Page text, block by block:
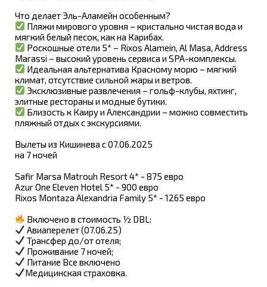
Что делает Эль-Аламейн особенным?
Пляжи мирового уровня – кристально чистая вода и
мягкий белый песок, как на Карибах.
Роскошные отели 5* – Rixos Alamein, Al Masa, Address
Marassi – высокий уровень сервиса и SPA-комплексы.
Идеальная альтернатива Красному морю – мягкий
климат, отсутствие сильной жары и ветров.
Эксклюзивные развлечения – гольф-клубы, яхтинг,
элитные рестораны и модные бутики.
Близость к Каиру и Александрии – можно совместить
пляжный отдых с экскурсиями.
Вылеты из Кишинева с 07.06.2025
на 7 ночей
Safir Marsa Matrouh Resort 4* - 875 евро
Azur One Eleven Hotel 5* - 900 евро
Rixos Montaza Alexandria Family 5* - 1265 евро
Включено в стоимость ½ DBL:
Авиаперелет (07.06.25)
Трансфер до/от отеля;
Проживание 7 ночей;
Питание Все включено
Медицинская страховка.